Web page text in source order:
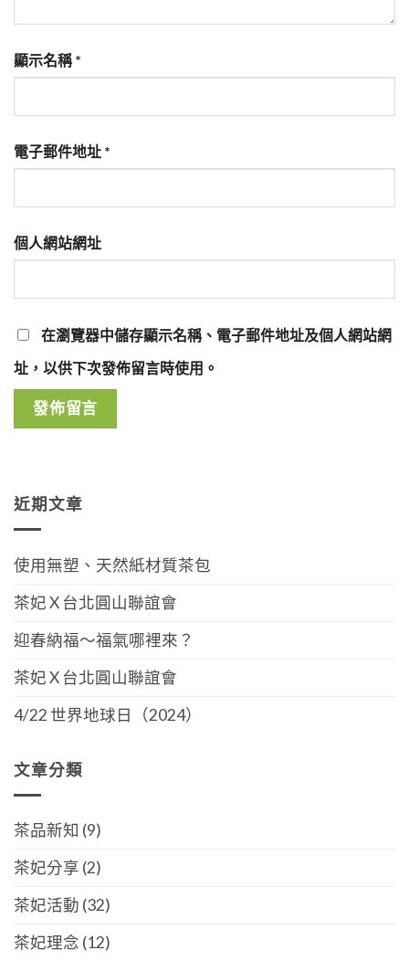
顯示名稱 *
電子郵件地址 *
個人網站網址
在瀏覽器中儲存顯示名稱、電子郵件地址及個人網站網
址，以供下次發佈留言時使用。
近期文章
使用無塑、天然紙材質茶包
茶妃 X 台北圓山聯誼會
迎春納福～福氣哪裡來？
茶妃 X 台北圓山聯誼會
4/22 世界地球日（2024）
文章分類
茶品新知 (9)
茶妃分享 (2)
茶妃活動 (32)
茶妃理念 (12)